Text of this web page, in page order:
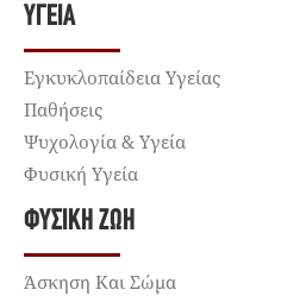
ΥΓΕΊΑ
Εγκυκλοπαίδεια Υγείας
Παθήσεις
Ψυχολογία & Υγεία
Φυσική Υγεία
ΦΥΣΙΚΉ ΖΩΉ
Άσκηση Και Σώμα